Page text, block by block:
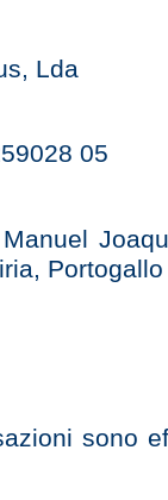
Lda
05
Portogallo
sono